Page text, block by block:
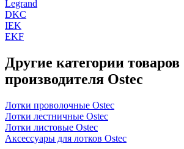
Legrand
DKC
IEK
EKF
Другие категории товаров
производителя Ostec
Лотки проволочные Ostec
Лотки лестничные Ostec
Лотки листовые Ostec
Аксессуары для лотков Ostec